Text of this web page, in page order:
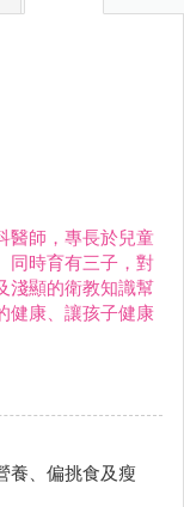
醫師，專長於兒童
同時育有三子，對
淺顯的衛教知識幫
健康、讓孩子健康
養、偏挑食及瘦